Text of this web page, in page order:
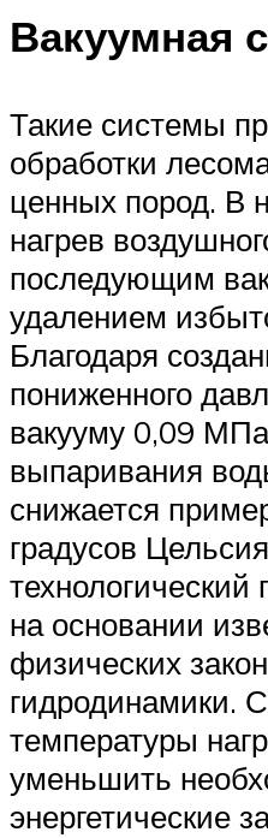
Вакуумная
Такие системы
обработки
ценных пород. В
нагрев
последующим
удалением
Благодаря
пониженного
вакууму 0,09
выпаривания
снижается
градусов
технологический
на основании
физических
гидродинамики.
температуры
уменьшить
энергетические